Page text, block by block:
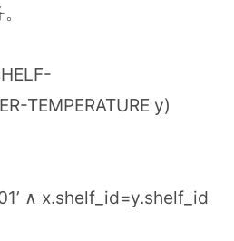
TEMPERATURE y)
∧ x.shelf_id=y.shelf_id